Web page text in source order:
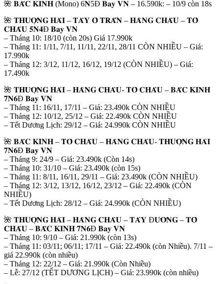
🌺 𝐁𝐀̆́𝐂 𝐊𝐈𝐍𝐇 (Mono) 6𝐍5Đ 𝐁𝐚𝐲 𝐕𝐍 – 16.590k: – 10/9 còn 18s
🌺 𝐓𝐇𝐔̛𝐎̛̣𝐍𝐆 𝐇𝐀̉𝐈 – 𝐓𝐀̂𝐘 𝐎̂ 𝐓𝐑𝐀̂́𝐍 – 𝐇𝐀̀𝐍𝐆 𝐂𝐇𝐀̂𝐔 – 𝐓𝐎̂
𝐂𝐇𝐀̂𝐔 𝟓𝐍𝟒Đ 𝐁𝐚𝐲 𝐕𝐍
– Tháng 10: 18/10 (còn 20s) Giá 17.990k
– Tháng 11: 1/11, 7/11, 11/11, 22/11, 28/11 CÒN NHIỀU – Giá:
17.990k
– Tháng 12: 3/12, 11/12, 16/12, 19/12 (CÒN NHIỀU) – Giá:
17.490k
🌺 𝐓𝐇𝐔̛𝐎̛̣𝐍𝐆 𝐇𝐀̉𝐈 – 𝐇𝐀̀𝐍𝐆 𝐂𝐇𝐀̂𝐔- 𝐓𝐎̂ 𝐂𝐇𝐀̂𝐔 – 𝐁𝐀̆́𝐂 𝐊𝐈𝐍𝐇
𝟕𝐍𝟔Đ 𝐁𝐚𝐲 𝐕𝐍
– Tháng 11: 16/11, 17/11 – Giá: 23.490k CÒN NHIỀU
– Tháng 12: 10/12, 25/12 – Giá: 22.490k CÒN NHIỀU
– Tết Dương Lịch: 29/12 – Giá: 24.990k CÒN NHIỀU
🌺 𝐁𝐀̆́𝐂 𝐊𝐈𝐍𝐇 – 𝐓𝐎̂ 𝐂𝐇𝐀̂𝐔 – 𝐇𝐀̀𝐍𝐆 𝐂𝐇𝐀̂𝐔- 𝐓𝐇𝐔̛𝐎̛̣𝐍𝐆 𝐇𝐀̉𝐈
𝟕𝐍𝟔Đ 𝐁𝐚𝐲 𝐕𝐍
– Tháng 9: 24/9 – Giá: 23.490k (Còn 14s)
– Tháng 10: 31/10 – Giá: 23.490k (còn 15s)
– Tháng 11: 8/11, 16/11, 29/11 – Giá: 23.490k (CÒN NHIỀU)
– Tháng 12: 3/12, 13/12, 16/12, 23/12 – Giá: 22.490k (CÒN
NHIỀU)
– Tết Dương Lịch: 28/12 – Giá: 24.990k (CÒN NHIỀU)
🌺 𝐓𝐇𝐔̛𝐎̛̣𝐍𝐆 𝐇𝐀̉𝐈 – 𝐇𝐀̀𝐍𝐆 𝐂𝐇𝐀̂𝐔 – 𝐓𝐀̂𝐘 Đ𝐔̛𝐎̛̀𝐍𝐆 – 𝐓𝐎̂
𝐂𝐇𝐀̂𝐔 – 𝐁𝐀̆́𝐂 𝐊𝐈𝐍𝐇 𝟕𝐍𝟔Đ 𝐁𝐚𝐲 𝐕𝐍
– Tháng 10: 9/10 – Giá: 21.990k (còn 13s)
– Tháng 11: 03/11; 06/11; 17/11 – Giá: 22.490k (còn Nhiều). 7/11 –
giá 22.990k (còn nhiều)
– Tháng 12: 22/12 – Giá: 21.990k (Còn Nhiều)
– Lễ: 27/12 (TẾT DƯƠNG LỊCH) – Giá: 23.990k (còn nhiều)